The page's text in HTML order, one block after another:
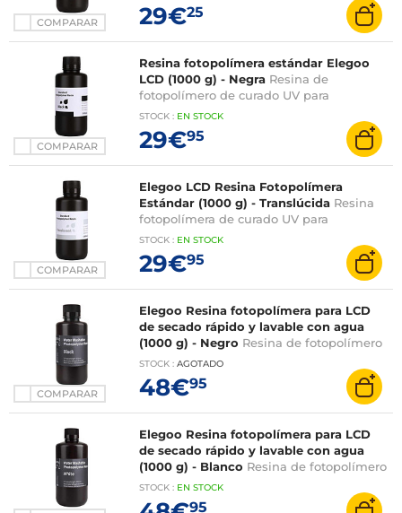
COMPARAR 29€25
COMPARAR
Resina fotopolímera estándar Elegoo
LCD (1000 g) - Negra Resina de
fotopolímero de curado UV para
impresoras 3D Elegoo - Negro
STOCK : EN STOCK
29€95
COMPARAR
Elegoo LCD Resina Fotopolímera
Estándar (1000 g) - Translúcida Resina
fotopolímera de curado UV para
impresoras 3D Elegoo - Translúcida
STOCK : EN STOCK
29€95
COMPARAR
Elegoo Resina fotopolímera para LCD
de secado rápido y lavable con agua
(1000 g) - Negro Resina de fotopolímero
de secado rápido y lavable con agua para
las impresoras 3D Elegoo - Negro
STOCK : AGOTADO
48€95
Elegoo Resina fotopolímera para LCD
de secado rápido y lavable con agua
(1000 g) - Blanco Resina de fotopolímero
de secado rápido y lavable con agua para
las impresoras 3D Elegoo - Blanco
STOCK : EN STOCK
95